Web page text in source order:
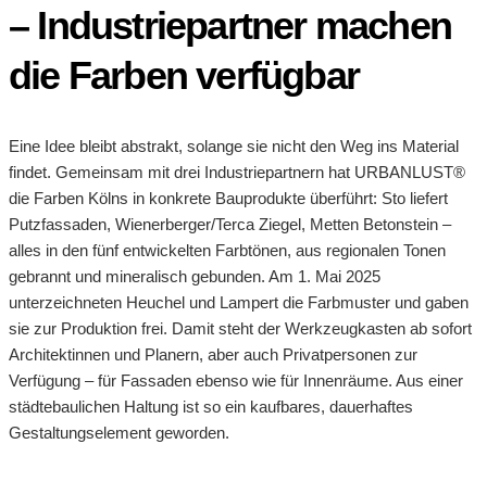
– Industriepartner machen
die Farben verfügbar
Eine Idee bleibt abstrakt, solange sie nicht den Weg ins Material
findet. Gemeinsam mit drei Industriepartnern hat URBANLUST®
die Farben Kölns in konkrete Bauprodukte überführt: Sto liefert
Putzfassaden, Wienerberger/Terca Ziegel, Metten Betonstein –
alles in den fünf entwickelten Farbtönen, aus regionalen Tonen
gebrannt und mineralisch gebunden. Am 1. Mai 2025
unterzeichneten Heuchel und Lampert die Farbmuster und gaben
sie zur Produktion frei. Damit steht der Werkzeugkasten ab sofort
Architektinnen und Planern, aber auch Privatpersonen zur
Verfügung – für Fassaden ebenso wie für Innenräume. Aus einer
städtebaulichen Haltung ist so ein kaufbares, dauerhaftes
Gestaltungselement geworden.